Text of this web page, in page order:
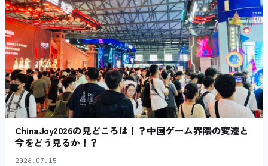
ChinaJoy2026の見どころは！？中国ゲーム界隈の変遷と
今をどう見るか！？
2026.07.15